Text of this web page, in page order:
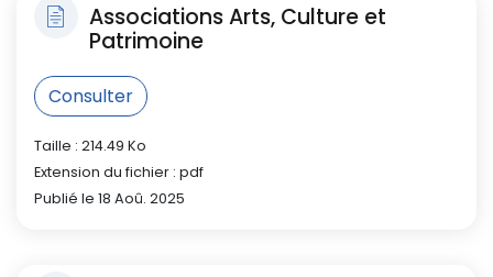
Associations Arts, Culture et
Patrimoine
Consulter
Taille : 214.49 Ko
Extension du fichier : pdf
Publié le 18 Aoû. 2025